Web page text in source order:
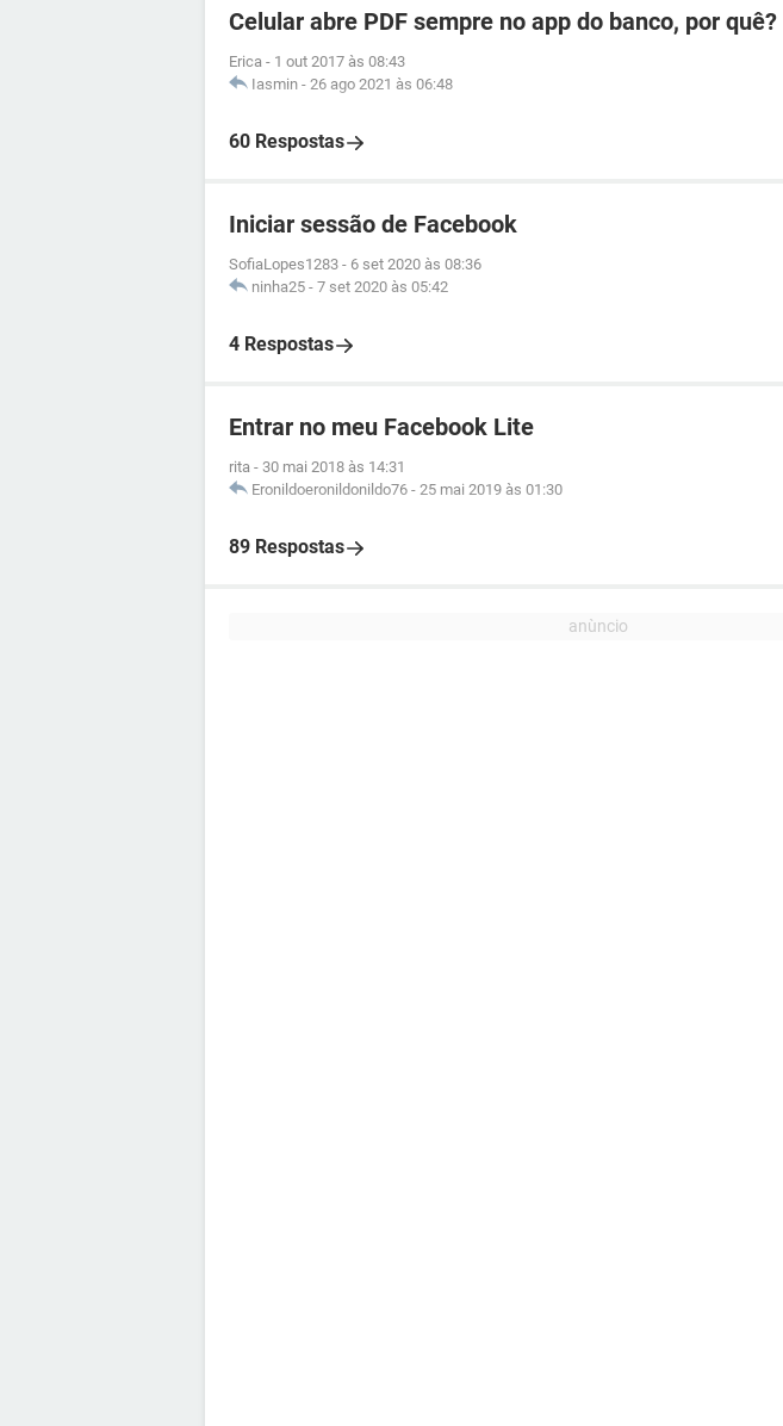
Celular abre PDF sempre no app do banco, por quê?
Erica - 1 out 2017 às 08:43
Iasmin - 26 ago 2021 às 06:48
60 Respostas
Iniciar sessão de Facebook
SofiaLopes1283 - 6 set 2020 às 08:36
ninha25 - 7 set 2020 às 05:42
4 Respostas
Entrar no meu Facebook Lite
rita - 30 mai 2018 às 14:31
Eronildoeronildonildo76 - 25 mai 2019 às 01:30
89 Respostas